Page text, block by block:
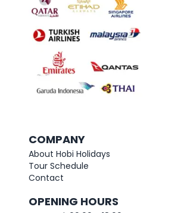
COMPANY
About Hobi Holidays
Tour Schedule
Contact
OPENING HOURS